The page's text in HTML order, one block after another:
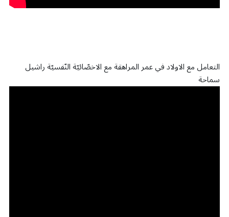
التعامل مع الاولاد في عمر المراهقة مع الاخصّائيّة النّفسيّة راشيل
سماحة